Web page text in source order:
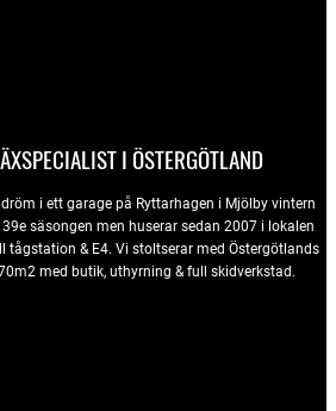
I ÖSTERGÖTLAND
i ett garage på Ryttarhagen i Mjölby vintern
säsongen men huserar sedan 2007 i lokalen
tågstation & E4. Vi stoltserar med Östergötlands
med butik, uthyrning & full skidverkstad.